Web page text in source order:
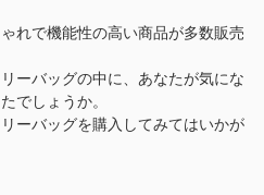
れで機能性の高い商品が多数販売
ーバッグの中に、あなたが気にな
でしょうか。
ーバッグを購入してみてはいかが